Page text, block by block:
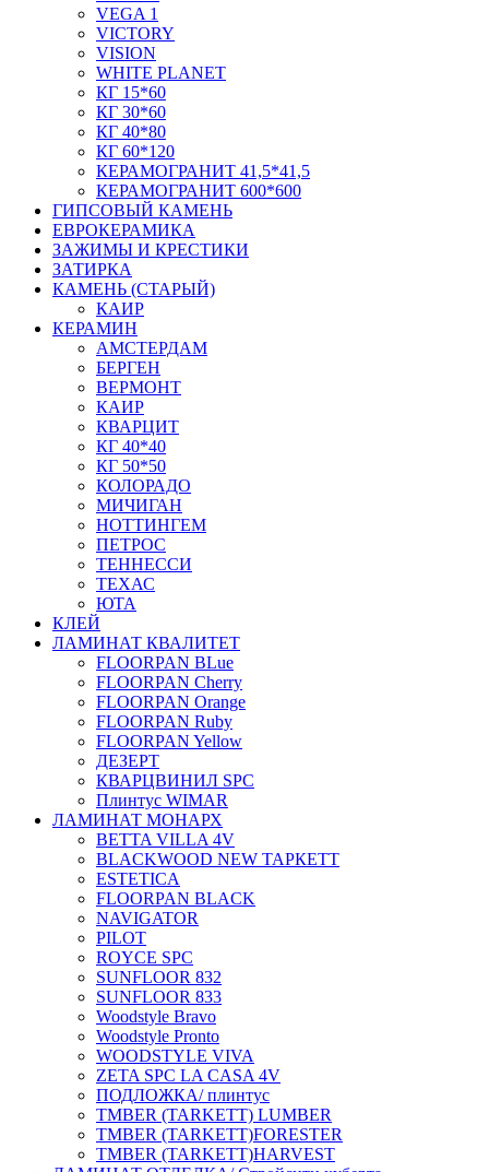
VEGA 1
VICTORY
VISION
WHITE PLANET
КГ 15*60
КГ 30*60
КГ 40*80
КГ 60*120
КЕРАМОГРАНИТ 41,5*41,5
КЕРАМОГРАНИТ 600*600
ГИПСОВЫЙ КАМЕНЬ
ЕВРОКЕРАМИКА
ЗАЖИМЫ И КРЕСТИКИ
ЗАТИРКА
КАМЕНЬ (СТАРЫЙ)
КАИР
КЕРАМИН
АМСТЕРДАМ
БЕРГЕН
ВЕРМОНТ
КАИР
КВАРЦИТ
КГ 40*40
КГ 50*50
КОЛОРАДО
МИЧИГАН
НОТТИНГЕМ
ПЕТРОС
ТЕННЕССИ
ТЕХАС
ЮТА
КЛЕЙ
ЛАМИНАТ КВАЛИТЕТ
FLOORPAN BLue
FLOORPAN Cherry
FLOORPAN Orange
FLOORPAN Ruby
FLOORPAN Yellow
ДЕЗЕРТ
КВАРЦВИНИЛ SPC
Плинтус WIMAR
ЛАМИНАТ МОНАРХ
BETTA VILLA 4V
BLACKWOOD NEW ТАРКЕТТ
ESTETICA
FLOORPAN BLACK
NAVIGATOR
PILOT
ROYCE SPC
SUNFLOOR 832
SUNFLOOR 833
Woodstyle Bravo
Woodstyle Pronto
WOODSTYLE VIVA
ZETA SPC LA CASA 4V
ПОДЛОЖКА/ плинтус
ТMBER (TARKETT) LUMBER
ТMBER (TARKETT)FORESTER
ТMBER (TARKETT)HARVEST